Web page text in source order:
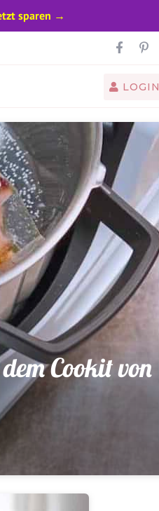
LOGIN
Cookit von
sparen →